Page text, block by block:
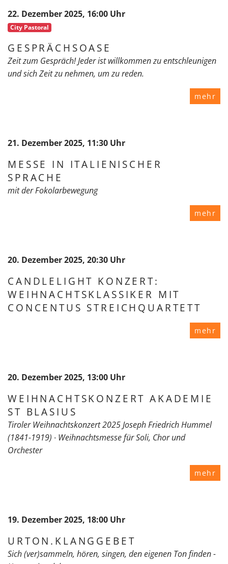
22. Dezember 2025, 16:00 Uhr
City Pastoral
GESPRÄCHSOASE
Zeit zum Gespräch! Jeder ist willkommen zu entschleunigen
und sich Zeit zu nehmen, um zu reden.
mehr
21. Dezember 2025, 11:30 Uhr
MESSE IN ITALIENISCHER
SPRACHE
mit der Fokolarbewegung
mehr
20. Dezember 2025, 20:30 Uhr
CANDLELIGHT KONZERT:
WEIHNACHTSKLASSIKER MIT
CONCENTUS STREICHQUARTETT
mehr
20. Dezember 2025, 13:00 Uhr
WEIHNACHTSKONZERT AKADEMIE
ST BLASIUS
Tiroler Weihnachtskonzert 2025 Joseph Friedrich Hummel
(1841-1919) ∙ Weihnachtsmesse für Soli, Chor und
Orchester
mehr
19. Dezember 2025, 18:00 Uhr
URTON.KLANGGEBET
Sich (ver)sammeln, hören, singen, den eigenen Ton finden -